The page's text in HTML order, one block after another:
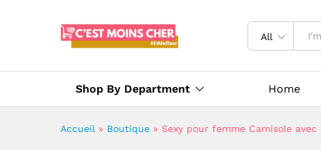
All
Shop By Department Home
Accueil » Boutique » Sexy pour femme Camisole